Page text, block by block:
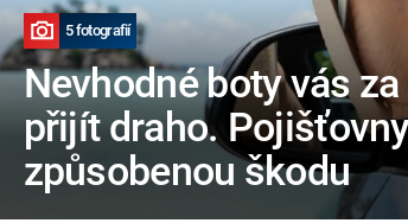
5 fotografií
Nevhodné boty vás
přijít draho.
způsobenou škodu